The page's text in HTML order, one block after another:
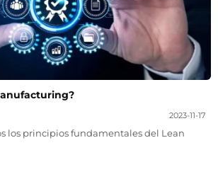
2023-11-17
los principios fundamentales del Lean